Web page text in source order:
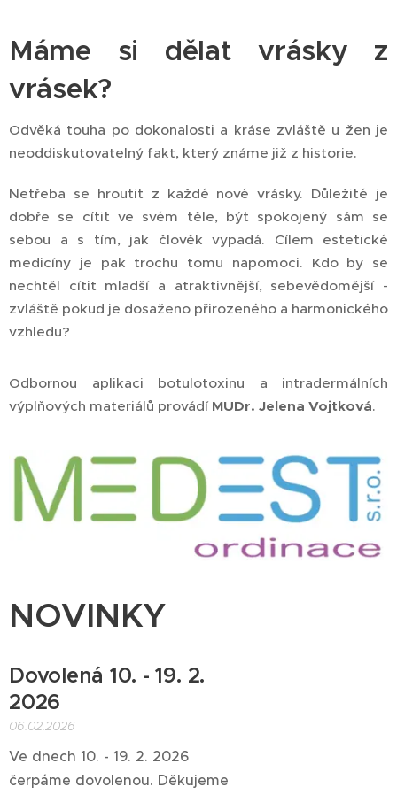
Máme si dělat vrásky z
vrásek?
Odvěká touha po dokonalosti a kráse zvláště u žen je
neoddiskutovatelný fakt, který známe již z historie.
Netřeba se hroutit z každé nové vrásky. Důležité je
dobře se cítit ve svém těle, být spokojený sám se
sebou a s tím, jak člověk vypadá. Cílem estetické
medicíny je pak trochu tomu napomoci. Kdo by se
nechtěl cítit mladší a atraktivnější, sebevědomější -
zvláště pokud je dosaženo přirozeného a harmonického
vzhledu?
Odbornou aplikaci botulotoxinu a intradermálních
výplňových materiálů provádí MUDr. Jelena Vojtková.
NOVINKY
Dovolená 10. - 19. 2.
2026
06.02.2026
Ve dnech 10. - 19. 2. 2026
čerpáme dovolenou. Děkujeme